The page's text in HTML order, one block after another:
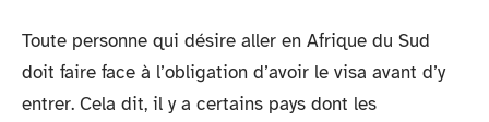
Toute personne qui désire aller en Afrique du Sud
doit faire face à l’obligation d’avoir le visa avant d’y
entrer. Cela dit, il y a certains pays dont les